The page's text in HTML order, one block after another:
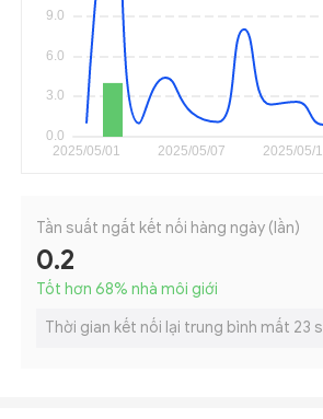
Tần suất ngắt kết nối hàng ngày (lần)
0.2
Tốt hơn 68% nhà môi giới
Thời gian kết nối lại trung bình mất 23 s